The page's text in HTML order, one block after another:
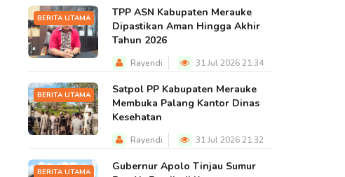
BERITA UTAMA
TPP ASN Kabupaten Merauke
Dipastikan Aman Hingga Akhir
Tahun 2026
Rayendi 31 Jul 2026 21:34
BERITA UTAMA
Satpol PP Kabupaten Merauke
Membuka Palang Kantor Dinas
Kesehatan
Rayendi 31 Jul 2026 21:32
BERITA UTAMA
Gubernur Apolo Tinjau Sumur